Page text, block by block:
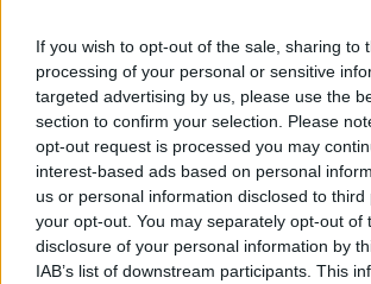
If you wish to opt-out of the sale, sharing to
processing of your personal or sensitive
targeted advertising by us, please use the
section to confirm your selection. Please
opt-out request is processed you may
interest-based ads based on personal
us or personal information disclosed to
your opt-out. You may separately opt-out of
disclosure of your personal information by
IAB’s list of downstream participants. This
Continua a leggere
MATERNITÀ E GRAVIDANZA